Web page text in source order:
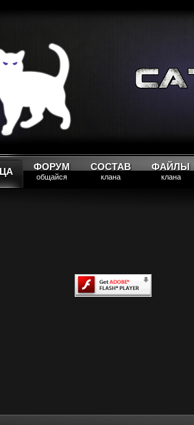
ФОРУМ
общайся
СОСТАВ
клана
ФАЙЛЫ
клана